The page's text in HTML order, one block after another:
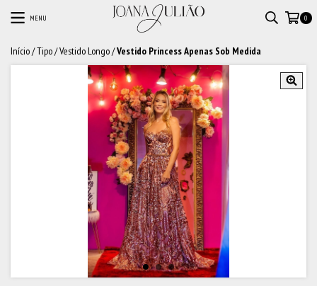
MENU 0
Início/Tipo/Vestido Longo/Vestido Princess Apenas Sob Medida